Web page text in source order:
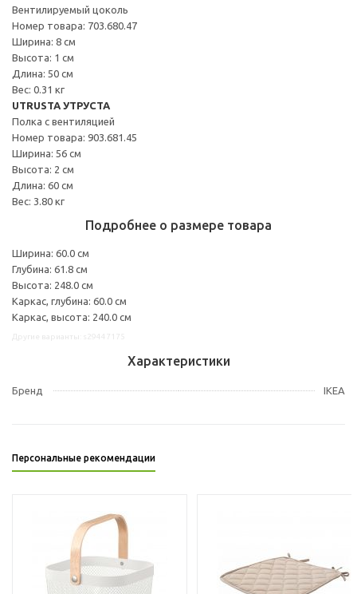
Вентилируемый цоколь
Номер товара: 703.680.47
Ширина: 8 см
Высота: 1 см
Длина: 50 см
Вес: 0.31 кг
UTRUSTA УТРУСТА
Полка с вентиляцией
Номер товара: 903.681.45
Ширина: 56 см
Высота: 2 см
Длина: 60 см
Вес: 3.80 кг
Подробнее о размере товара
Ширина: 60.0 см
Глубина: 61.8 см
Высота: 248.0 см
Каркас, глубина: 60.0 см
Каркас, высота: 240.0 см
Характеристики
Бренд IKEA
Персональные рекомендации